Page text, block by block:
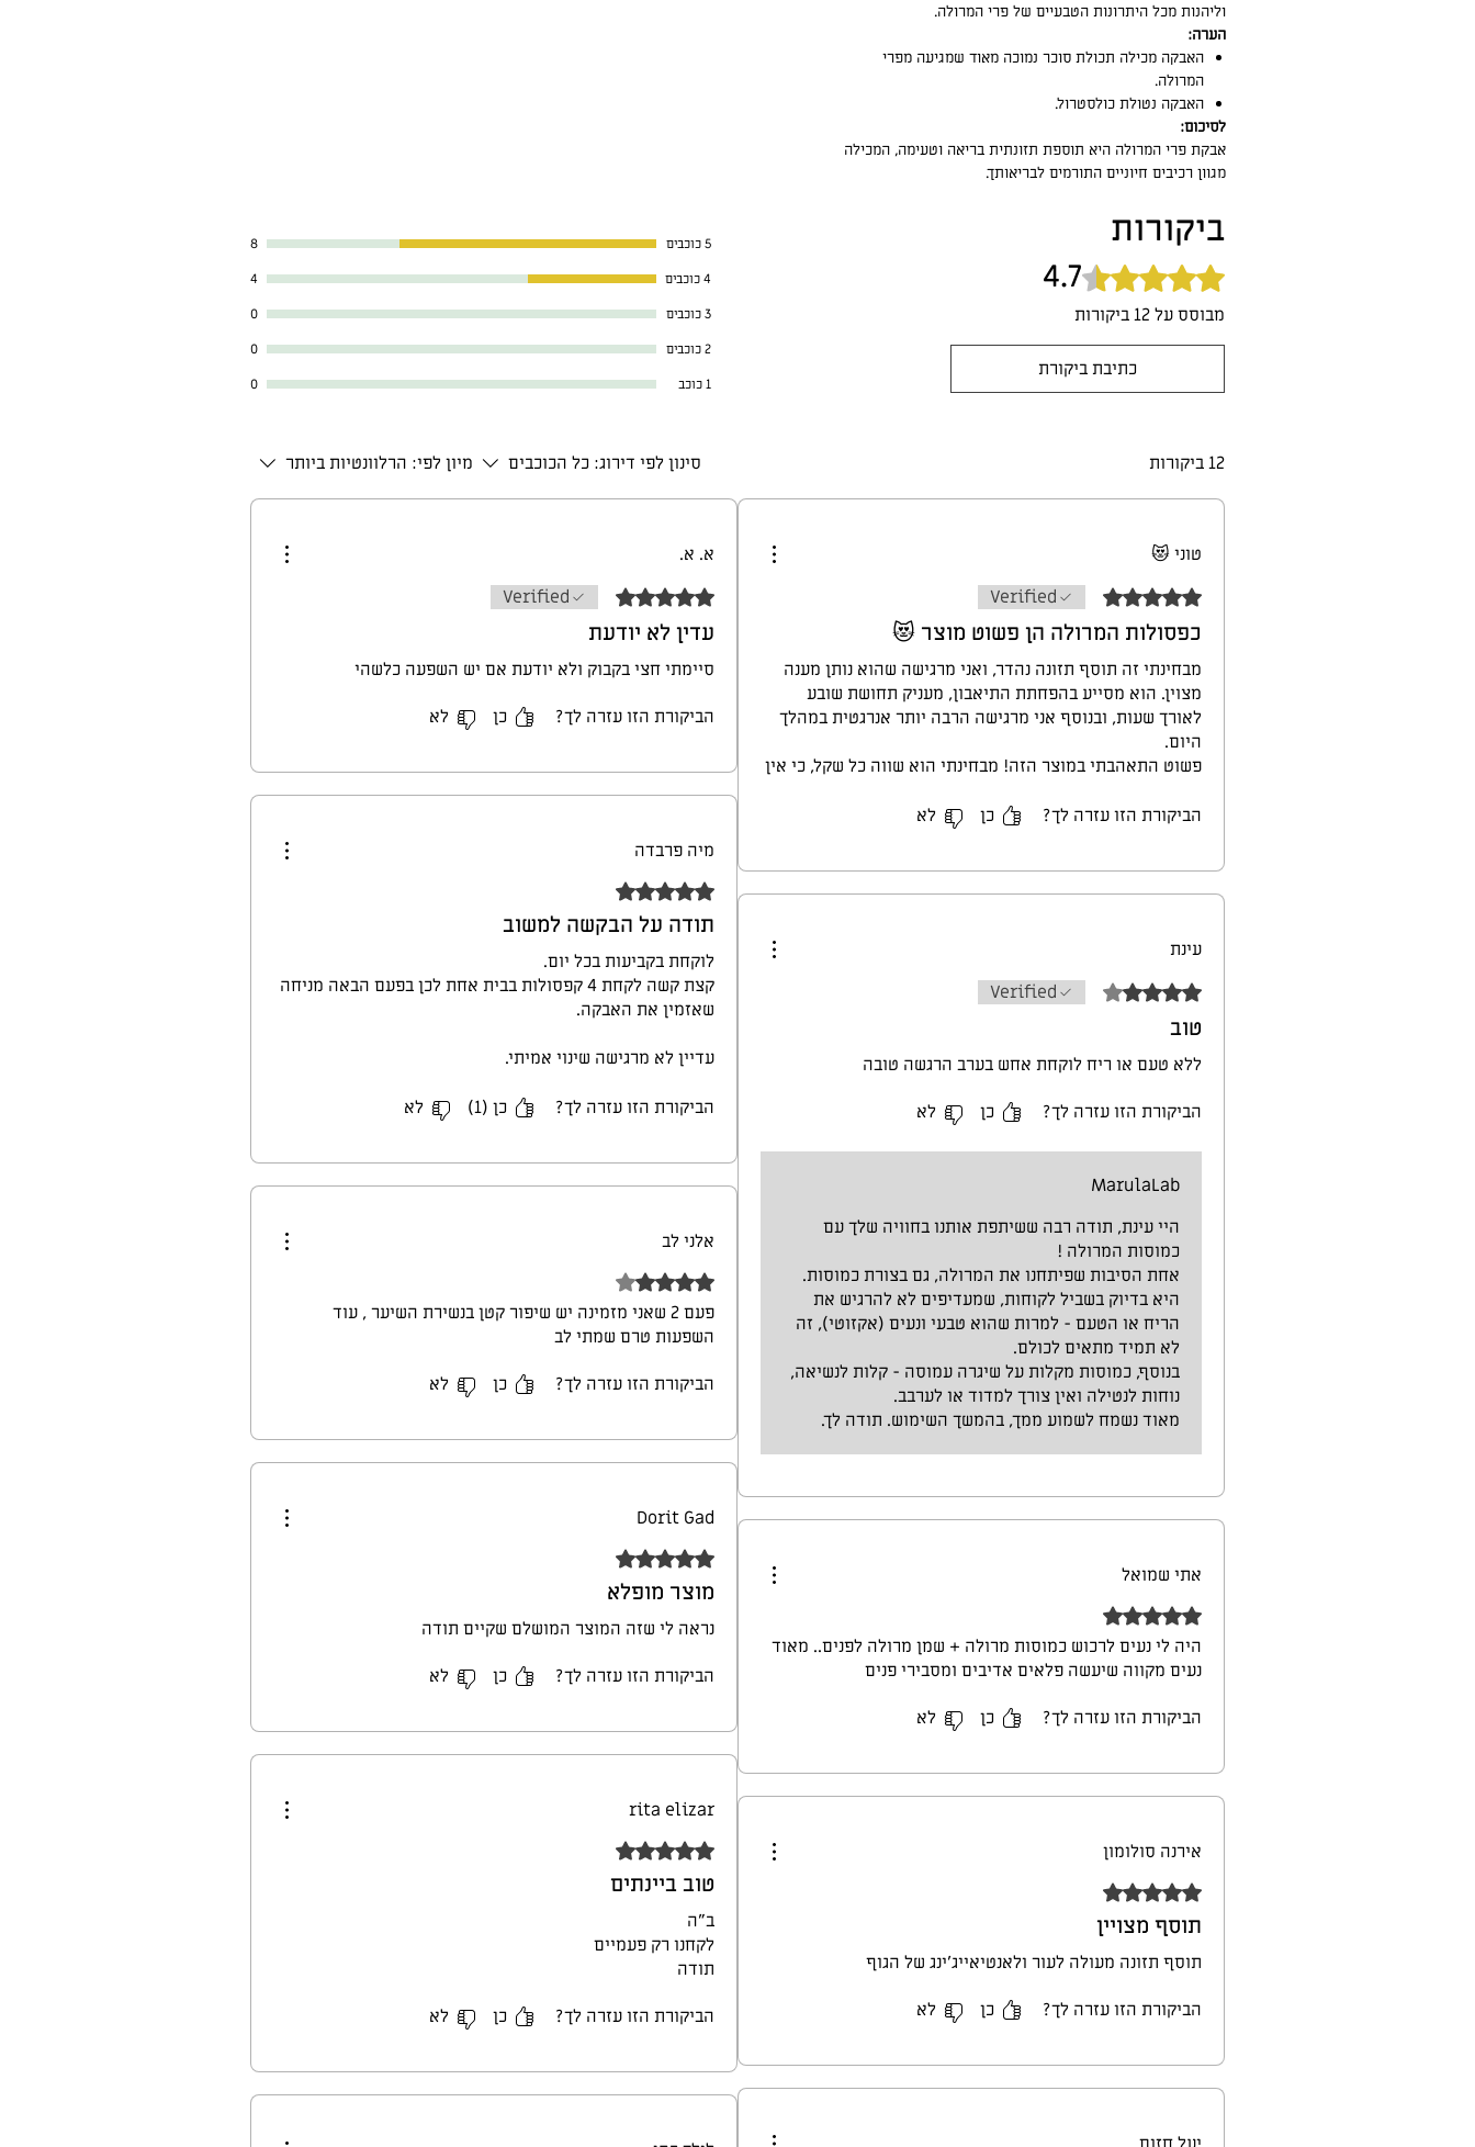
וליהנות מכל היתרונות הטבעיים של פרי המרולה.
הערה:
האבקה מכילה תכולת סוכר נמוכה מאוד שמגיעה מפרי
המרולה.
האבקה נטולת כולסטרול.
לסיכום:
אבקת פרי המרולה היא תוספת תזונתית בריאה וטעימה, המכילה
מגוון רכיבים חיוניים התורמים לבריאותך.
ביקורות
דירוג של 4.7 מתוך 5 כוכבים. 4.7
מבוסס על 12 ביקורות
כתיבת ביקורת
5 כוכבים
8
4 כוכבים
4
3 כוכבים
0
2 כוכבים
0
1 כוכב
0
12 ביקורות סינון לפי דירוג: כל הכוכבים מיון לפי: הרלוונטיות ביותר
טוני 😻
דירוג של 5 מתוך 5 כוכבים. Verified
כפסולות המרולה הן פשוט מוצר 😻
מבחינתי זה תוסף תזונה נהדר, ואני מרגישה שהוא נותן מענה
מצוין. הוא מסייע בהפחתת התיאבון, מעניק תחושת שובע
לאורך שעות, ובנוסף אני מרגישה הרבה יותר אנרגטית במהלך
היום.
פשוט התאהבתי במוצר הזה! מבחינתי הוא שווה כל שקל, כי אין
ממליצה בחום לכל מי שמחפש להשקיע בעצמו ובבריאות שלו.
הביקורת הזו עזרה לך? כן לא
עינת
דירוג של 4 מתוך 5 כוכבים. Verified
טוב
ללא טעם או ריח לוקחת אחש בערב הרגשה טובה
הביקורת הזו עזרה לך?
כן לא
MarulaLab
היי עינת, תודה רבה ששיתפת אותנו בחוויה שלך עם
כמוסות המרולה !
אחת הסיבות שפיתחנו את המרולה, גם בצורת כמוסות.
היא בדיוק בשביל לקוחות, שמעדיפים לא להרגיש את
הריח או הטעם - למרות שהוא טבעי ונעים (אקזוטי), זה
לא תמיד מתאים לכולם.
בנוסף, כמוסות מקלות על שיגרה עמוסה - קלות לנשיאה,
נוחות לנטילה ואין צורך למדוד או לערבב.
מאוד נשמח לשמוע ממך, בהמשך השימוש. תודה לך.
אתי שמואל
דירוג של 5 מתוך 5 כוכבים.
היה לי נעים לרכוש כמוסות מרולה + שמן מרולה לפנים.. מאוד
נעים מקווה שיעשה פלאים אדיבים ומסבירי פנים
הביקורת הזו עזרה לך?
כן לא
אירנה סולומון
דירוג של 5 מתוך 5 כוכבים.
תוסף מצויין
תוסף תזונה מעולה לעור ולאנטיאייג'ינג של הגוף
הביקורת הזו עזרה לך?
כן לא
א. א.
דירוג של 5 מתוך 5 כוכבים. Verified
עדין לא יודעת
סיימתי חצי בקבוק ולא יודעת אם יש השפעה כלשהי
הביקורת הזו עזרה לך?
כן לא
מיה פרבדה
דירוג של 5 מתוך 5 כוכבים.
תודה על הבקשה למשוב
לוקחת בקביעות בכל יום.
קצת קשה לקחת 4 קפסולות בבית אחת לכן בפעם הבאה מניחה
שאזמין את האבקה.
עדיין לא מרגישה שינוי אמיתי.
הפסקתי לקחת את המגנזיום בלילה, שלקחתי בעיקר כי עזר עם
בטוחה שבהמשך ארגיש את ההשפעה של התוסף, עם ההתמדה
לקחת בכל יום.
אשמח לתת משוב נוסף בהמשך
הביקורת הזו עזרה לך? כן (1) לא
אלני לב
דירוג של 4 מתוך 5 כוכבים.
פעם 2 שאני מזמינה יש שיפור קטן בנשירת השיער , עוד
השפעות טרם שמתי לב
הביקורת הזו עזרה לך?
כן לא
Dorit Gad
דירוג של 5 מתוך 5 כוכבים.
מוצר מופלא
נראה לי שזה המוצר המושלם שקיים תודה
הביקורת הזו עזרה לך?
כן לא
rita elizar
דירוג של 5 מתוך 5 כוכבים.
טוב ביינתים
ב״ה
לקחנו רק פעמיים
תודה
הביקורת הזו עזרה לך?
כן לא